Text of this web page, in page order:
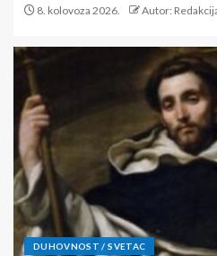
8. kolovoza 2026. Autor:
DUHOVNOST / SVETAC